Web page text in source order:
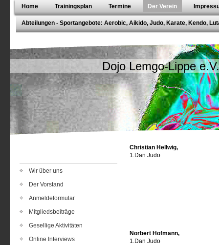
Home Trainingsplan Termine Der Verein
Abteilungen - Sportangebote: Aerobic, Aikido, Judo, Karate, Kendo,
Dojo Lemgo-Lippe
Wir über uns
Der Vorstand
Anmeldeformular
Mitgliedsbeiträge
Gesellige Aktivitäten
Online Interviews
Christian Hellwig,
1.Dan Judo
Norbert Hofmann,
1.Dan Judo